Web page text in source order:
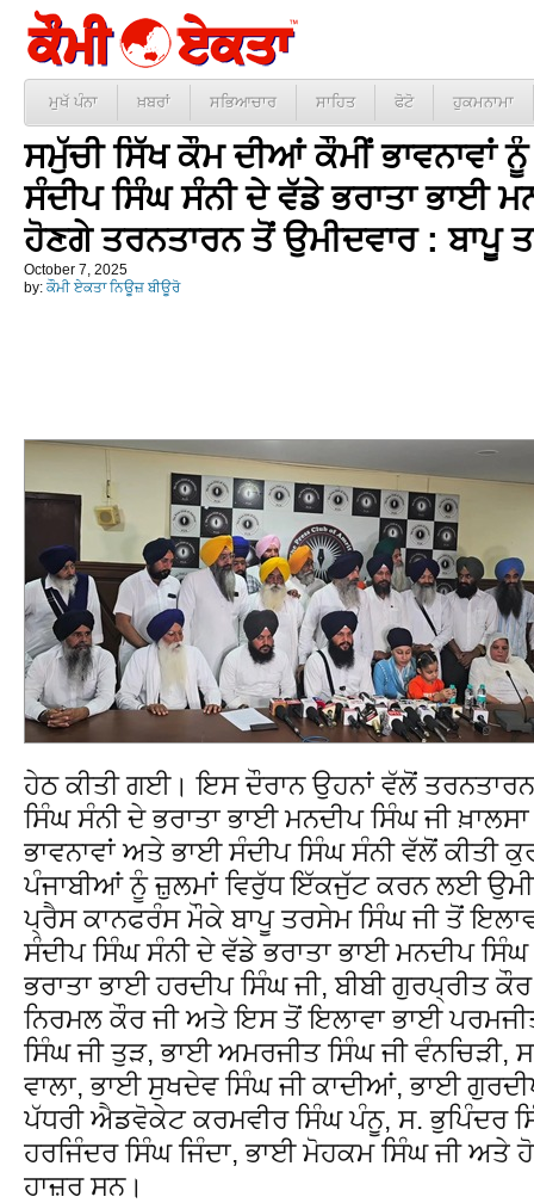
ਮੁਖੱ ਪੰਨਾ ਖ਼ਬਰਾਂ ਸਭਿਆਚਾਰ ਸਾਹਿਤ ਫੋਟੋ ਹੁਕਮਨਾਮਾ
ਸਮੁੱਚੀ ਸਿੱਖ ਕੌਮ ਦੀਆਂ ਕੌਮੀਂ ਭਾਵਨਾਵਾਂ
ਸੰਦੀਪ ਸਿੰਘ ਸੰਨੀ ਦੇ ਵੱਡੇ ਭਰਾਤਾ ਭਾਈ
ਹੋਣਗੇ ਤਰਨਤਾਰਨ ਤੋਂ ਉਮੀਦਵਾਰ : ਬਾਪੂ
October 7, 2025
by: ਕੌਮੀ ਏਕਤਾ ਨਿਊਜ਼ ਬੀਊਰੋ
ਹੇਠ ਕੀਤੀ ਗਈ। ਇਸ ਦੌਰਾਨ ਉਹਨਾਂ ਵੱਲੋਂ
ਸਿੰਘ ਸੰਨੀ ਦੇ ਭਰਾਤਾ ਭਾਈ ਮਨਦੀਪ ਸਿੰਘ ਜੀ
ਭਾਵਨਾਵਾਂ ਅਤੇ ਭਾਈ ਸੰਦੀਪ ਸਿੰਘ ਸੰਨੀ ਵੱਲੋਂ ਕੀਤੀ
ਪੰਜਾਬੀਆਂ ਨੂੰ ਜ਼ੁਲਮਾਂ ਵਿਰੁੱਧ ਇੱਕਜੁੱਟ ਕਰਨ ਲਈ
ਪ੍ਰੈਸ ਕਾਨਫਰੰਸ ਮੌਕੇ ਬਾਪੂ ਤਰਸੇਮ ਸਿੰਘ ਜੀ ਤੋਂ
ਸੰਦੀਪ ਸਿੰਘ ਸੰਨੀ ਦੇ ਵੱਡੇ ਭਰਾਤਾ ਭਾਈ ਮਨਦੀਪ ਸਿੰਘ
ਭਰਾਤਾ ਭਾਈ ਹਰਦੀਪ ਸਿੰਘ ਜੀ, ਬੀਬੀ ਗੁਰਪ੍ਰੀਤ
ਨਿਰਮਲ ਕੌਰ ਜੀ ਅਤੇ ਇਸ ਤੋਂ ਇਲਾਵਾ ਭਾਈ
ਸਿੰਘ ਜੀ ਤੁੜ, ਭਾਈ ਅਮਰਜੀਤ ਸਿੰਘ ਜੀ ਵੰਨਚਿੜੀ,
ਵਾਲਾ, ਭਾਈ ਸੁਖਦੇਵ ਸਿੰਘ ਜੀ ਕਾਦੀਆਂ, ਭਾਈ
ਪੱਧਰੀ ਐਡਵੋਕੇਟ ਕਰਮਵੀਰ ਸਿੰਘ ਪੰਨੂ, ਸ. ਭੁਪਿੰਦਰ
ਹਰਜਿੰਦਰ ਸਿੰਘ ਜਿੰਦਾ, ਭਾਈ ਮੋਹਕਮ ਸਿੰਘ ਜੀ ਅਤੇ
ਹਾਜ਼ਰ ਸਨ।